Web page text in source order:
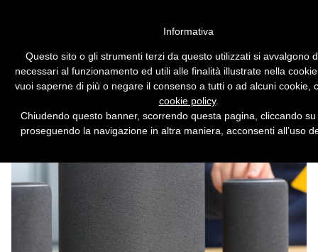
registrerà ogni
conversazione, anche senza
pronunciare 'Alexa'
Informativa
Questo sito o gli strumenti terzi da questo utilizzati si avvalgono
necessari al funzionamento ed utili alle finalità illustrate nella
vuoi saperne di più o negare il consenso a tutti o ad alcuni cookie,
cookie policy.
Chiudendo questo banner, scorrendo questa pagina, cliccando
proseguendo la navigazione in altra maniera, acconsenti all’uso